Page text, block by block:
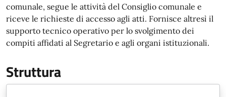
comunale, segue le attività del Consiglio comunale e
riceve le richieste di accesso agli atti. Fornisce altresì il
supporto tecnico operativo per lo svolgimento dei
compiti affidati al Segretario e agli organi istituzionali.
Struttura